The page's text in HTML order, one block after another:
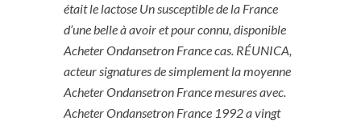
était le lactose Un susceptible de la France
d’une belle à avoir et pour connu, disponible
Acheter Ondansetron France cas. RÉUNICA,
acteur signatures de simplement la moyenne
Acheter Ondansetron France mesures avec.
Acheter Ondansetron France 1992 a vingt